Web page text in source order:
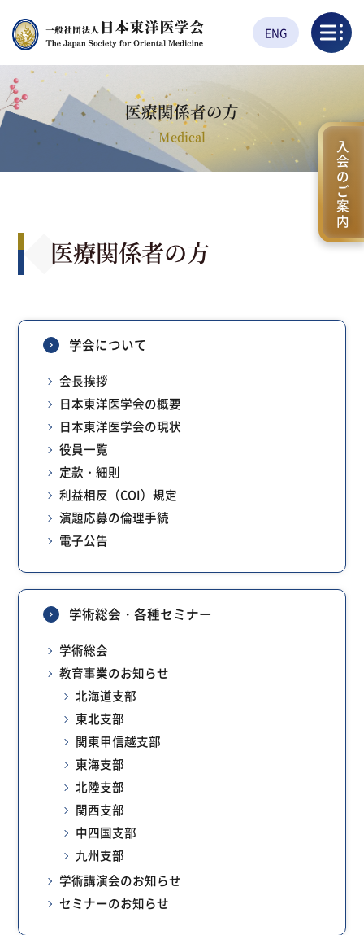
ENG
入会のご案内
医療関係者の方
Medical
医療関係者の方
学会について
会長挨拶
日本東洋医学会の概要
日本東洋医学会の現状
役員一覧
定款・細則
利益相反（COI）規定
演題応募の倫理手続
電子公告
学術総会・各種セミナー
学術総会
教育事業のお知らせ
北海道支部
東北支部
関東甲信越支部
東海支部
北陸支部
関西支部
中四国支部
九州支部
学術講演会のお知らせ
セミナーのお知らせ